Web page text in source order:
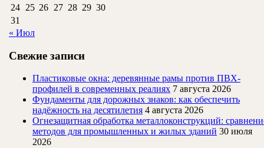
24 25 26 27 28 29 30
31
« Июл
Свежие записи
Пластиковые окна: деревянные рамы против ПВХ-
профилей в современных реалиях 7 августа 2026
Фундаменты для дорожных знаков: как обеспечить
надёжность на десятилетия 4 августа 2026
Огнезащитная обработка металлоконструкций:
методов для промышленных и жилых зданий 30 июля
2026